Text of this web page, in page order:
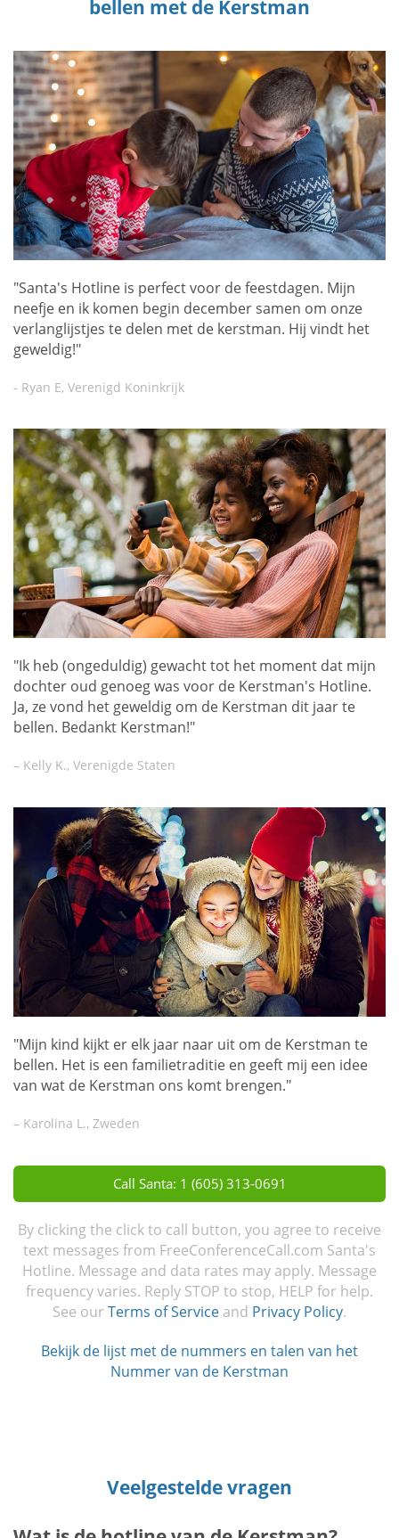
bellen met de Kerstman
"Santa's Hotline is perfect voor de feestdagen. Mijn
neefje en ik komen begin december samen om onze
verlanglijstjes te delen met de kerstman. Hij vindt het
geweldig!"
- Ryan E, Verenigd Koninkrijk
"Ik heb (ongeduldig) gewacht tot het moment dat mijn
dochter oud genoeg was voor de Kerstman's Hotline.
Ja, ze vond het geweldig om de Kerstman dit jaar te
bellen. Bedankt Kerstman!"
– Kelly K., Verenigde Staten
"Mijn kind kijkt er elk jaar naar uit om de Kerstman te
bellen. Het is een familietraditie en geeft mij een idee
van wat de Kerstman ons komt brengen."
– Karolina L., Zweden
Call Santa: 1 (605) 313-0691
By clicking the click to call button, you agree to receive
text messages from FreeConferenceCall.com Santa's
Hotline. Message and data rates may apply. Message
frequency varies. Reply STOP to stop, HELP for help.
See our Terms of Service and Privacy Policy.
Bekijk de lijst met de nummers en talen van het
Nummer van de Kerstman
Veelgestelde vragen